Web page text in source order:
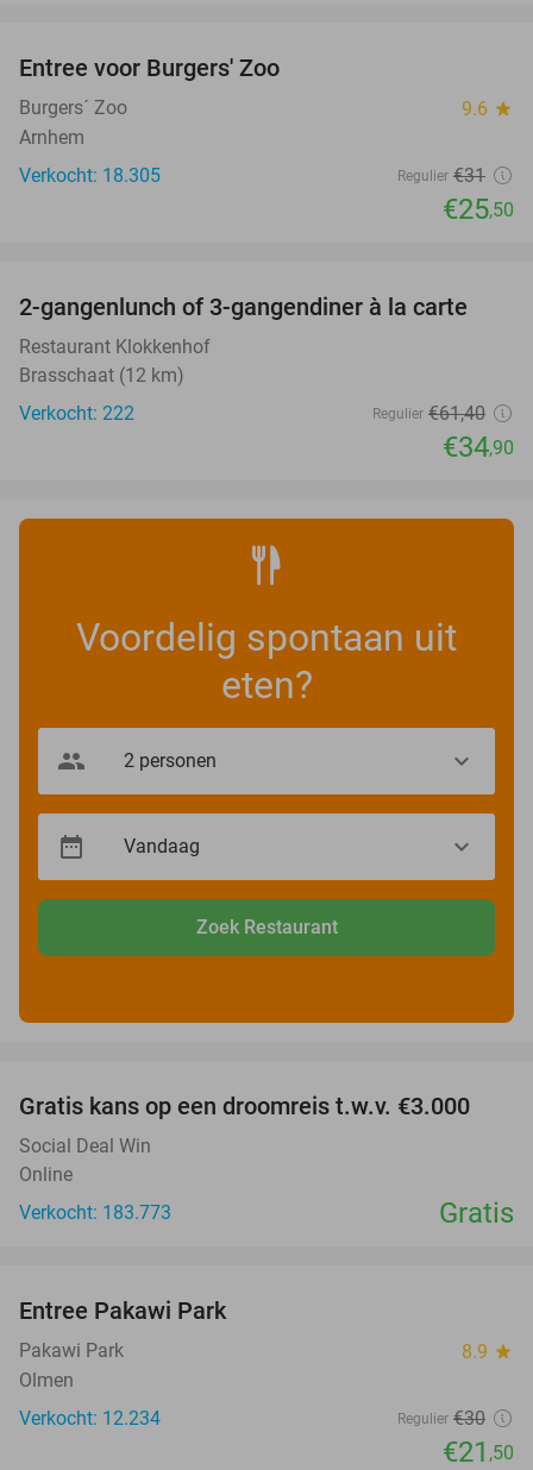
Entree voor Burgers' Zoo
Burgers´ Zoo 9.6 star
Arnhem
Verkocht: 18.305
Regulier €31
€25,50
43%
2-gangenlunch of 3-gangendiner à la carte
Restaurant Klokkenhof
Brasschaat (12 km)
Verkocht: 222
Regulier €61,40
€34,90
Voordelig spontaan uit
eten?
Zoek Restaurant
Gratis kans op een droomreis t.w.v. €3.000
Social Deal Win
Online
Verkocht: 183.773
Gratis
Entree Pakawi Park
Pakawi Park 8.9 star
Olmen
Verkocht: 12.234
Regulier €30
€21 ,50